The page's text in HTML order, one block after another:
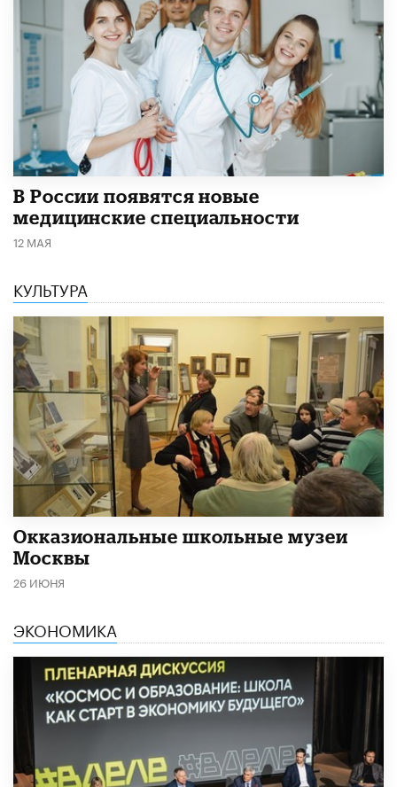
В России появятся новые
медицинские специальности
12 МАЯ
КУЛЬТУРА
​Окказиональные школьные музеи
Москвы
26 ИЮНЯ
ЭКОНОМИКА